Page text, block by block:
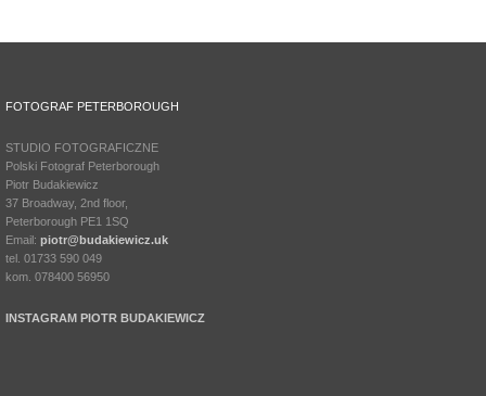
FOTOGRAF PETERBOROUGH
STUDIO FOTOGRAFICZNE
Polski Fotograf Peterborough
Piotr Budakiewicz
37 Broadway, 2nd floor,
Peterborough PE1 1SQ
Email: piotr@budakiewicz.uk
tel. 01733 590 049
kom. 078400 56950
INSTAGRAM PIOTR BUDAKIEWICZ